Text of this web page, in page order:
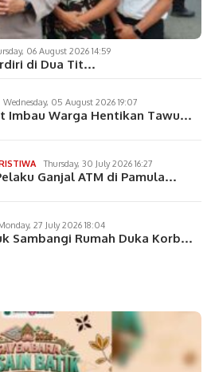
06 August 2026 14:59
di Dua Tit…
Wednesday, 05 August 2026 19:07
Imbau Warga Hentikan Tawu…
Thursday, 30 July 2026 16:27
Ganjal ATM di Pamula…
27 July 2026 18:04
Sambangi Rumah Duka Korb…